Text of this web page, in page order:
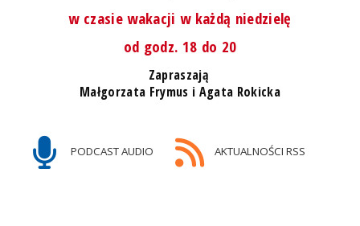
w czasie wakacji w każdą niedzielę
od godz. 18 do 20
Zapraszają
Małgorzata Frymus i Agata Rokicka
PODCAST AUDIO AKTUALNOŚCI RSS